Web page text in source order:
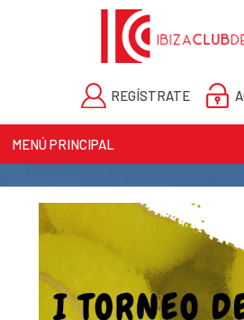
REGÍSTRATE
MENÚ PRINCIPAL